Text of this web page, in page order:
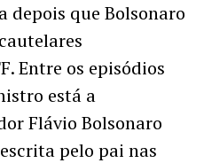
depois que Bolsonaro
Entre os episódios
está a
Flávio Bolsonaro
pelo pai nas